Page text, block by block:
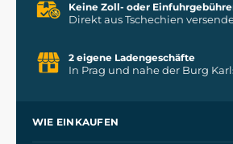
Keine Zoll- oder
Direkt aus Tschechien
2 eigene Ladengeschäfte
In Prag und nahe der Burg
WIE EINKAUFEN